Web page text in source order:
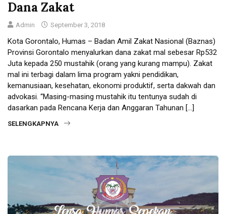
Dana Zakat
Admin September 3, 2018
Kota Gorontalo, Humas – Badan Amil Zakat Nasional (Baznas)
Provinsi Gorontalo menyalurkan dana zakat mal sebesar Rp532
Juta kepada 250 mustahik (orang yang kurang mampu). Zakat
mal ini terbagi dalam lima program yakni pendidikan,
kemanusiaan, kesehatan, ekonomi produktif, serta dakwah dan
advokasi. “Masing-masing mustahik itu tentunya sudah di
dasarkan pada Rencana Kerja dan Anggaran Tahunan […]
SELENGKAPNYA